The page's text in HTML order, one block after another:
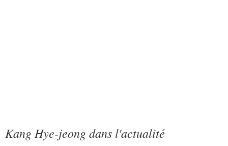
Kang Hye-jeong dans l'actualité